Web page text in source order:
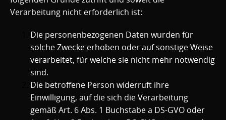
Verarbeitung nicht erforderlich ist:
Die personenbezogenen Daten wurden für
solche Zwecke erhoben oder auf sonstige Weise
verarbeitet, für welche sie nicht mehr notwendig
sind.
Die betroffene Person widerruft ihre
Einwilligung, auf die sich die Verarbeitung
gemäß Art. 6 Abs. 1 Buchstabe a DS-GVO oder